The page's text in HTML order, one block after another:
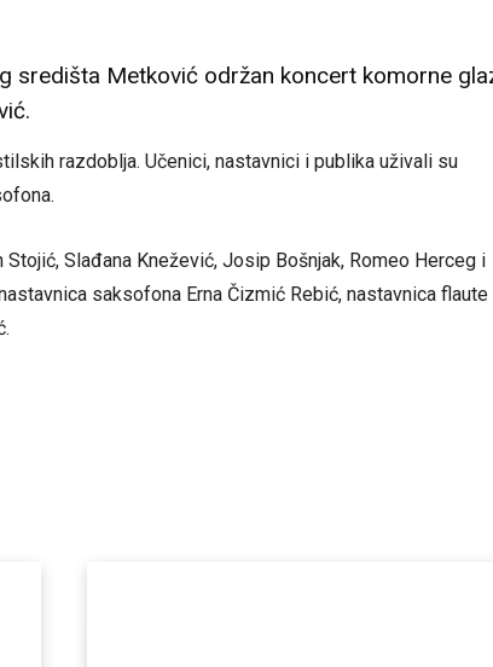
središta Metković održan koncert komorne
razdoblja. Učenici, nastavnici i publika uživali su
Slađana Knežević, Josip Bošnjak, Romeo Herceg i
saksofona Erna Čizmić Rebić, nastavnica flaute